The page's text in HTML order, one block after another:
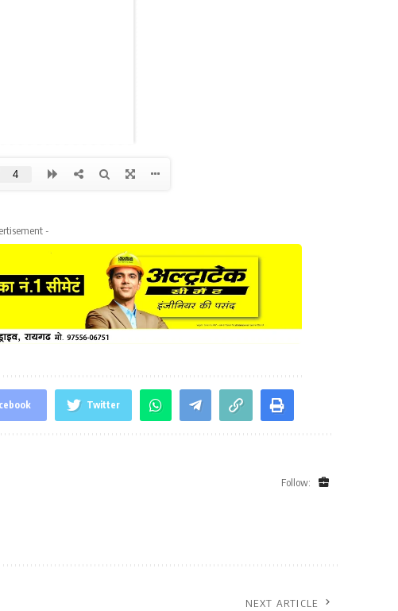
-
Twitter
Follow:
NEXT ARTICLE